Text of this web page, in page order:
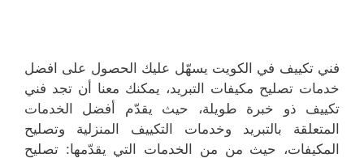
فني تكييف في الكويت يسهّل عليك الحصول على افضل
خدمات تصليح مكيفات التبريد، يمكنك معنا أن تجد فني
تكييف ذو خبرة طويلة، حيث يقدّم أفضل الخدمات
المتعلقة بالتبريد وخدمات التكييف المنزلية وتصليح
المكيفات، حيث من من الخدمات التي يقدّمها: تصليح